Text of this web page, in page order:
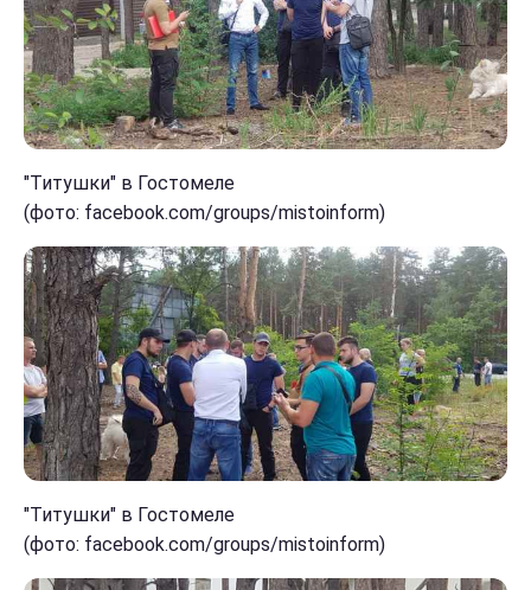
"Титушки" в Гостомеле
(фото: facebook.com/groups/mistoinform)
"Титушки" в Гостомеле
(фото: facebook.com/groups/mistoinform)